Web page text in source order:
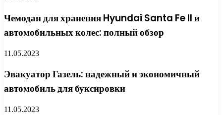
Чемодан для хранения Hyundai Santa Fe II и
автомобильных колес: полный обзор
11.05.2023
Эвакуатор Газель: надежный и экономичный
автомобиль для буксировки
11.05.2023